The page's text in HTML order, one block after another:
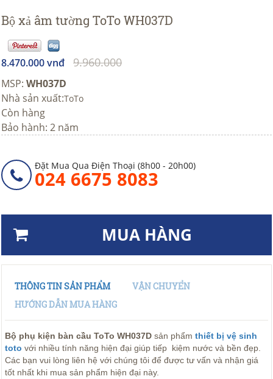
Bộ xả âm tường ToTo WH037D
8.470.000 vnđ 9.960.000
MSP: WH037D
Nhà sản xuất:ToTo
Còn hàng
Bảo hành: 2 năm
Đặt Mua Qua Điện Thoại (8h00 - 20h00)
024 6675 8083
MUA HÀNG
THÔNG TIN SẢN PHẨM
VẬN CHUYỂN
HƯỚNG DẪN MUA HÀNG
Bộ phụ kiện bàn cầu ToTo WH037D sản phẩm thiết bị vệ sinh
toto với nhiều tính năng hiện đại giúp tiếp kiệm nước và bền đẹp.
Các bạn vui lòng liên hệ với chúng tôi để được tư vấn và nhận giá
tốt nhất khi mua sản phẩm hiện đại này.